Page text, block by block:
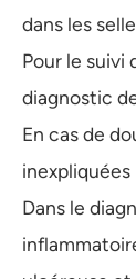
dans les
Pour le suivi
diagnostic
En cas de
inexpliquées
Dans le